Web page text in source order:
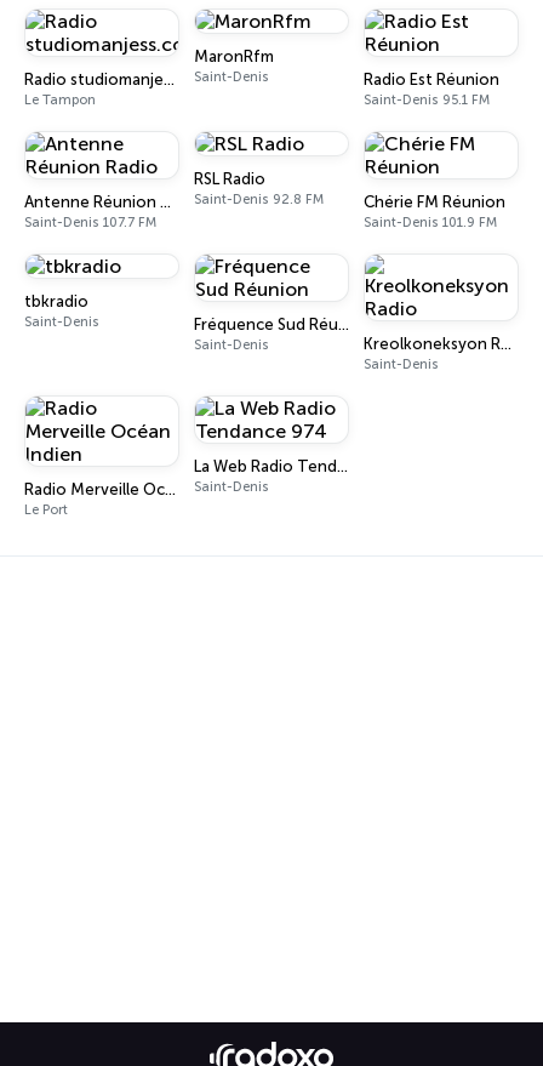
Radio studiomanjess.com
Le Tampon
MaronRfm
Saint-Denis Radio Est Réunion
Saint-Denis 95.1 FM
Antenne Réunion Radio
Saint-Denis 107.7 FM
RSL Radio
Saint-Denis 92.8 FM Chérie FM Réunion
Saint-Denis 101.9 FM
tbkradio
Saint-Denis Fréquence Sud Réunion
Saint-Denis Kreolkoneksyon Radio
Saint-Denis
Radio Merveille Océan Indien
Le Port
La Web Radio Tendance 974
Saint-Denis